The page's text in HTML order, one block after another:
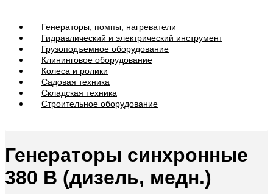
Генераторы, помпы, нагреватели
Гидравлический и электрический инструмент
Грузоподъемное оборудование
Клининговое оборудование
Колеса и ролики
Садовая техника
Складская техника
Строительное оборудование
Генераторы синхронные
380 В (дизель, медн.)